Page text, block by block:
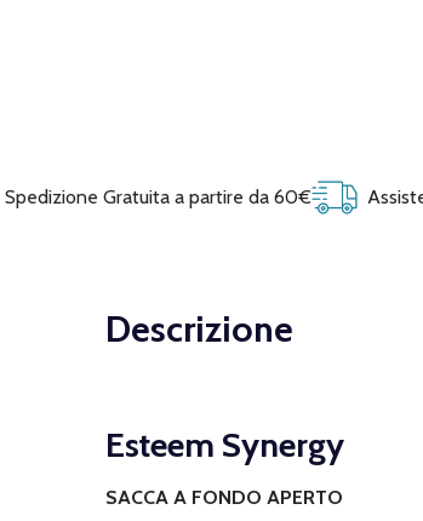
Spedizione Gratuita a partire da 60€
Descrizione
Esteem Synergy
SACCA A FONDO APERTO